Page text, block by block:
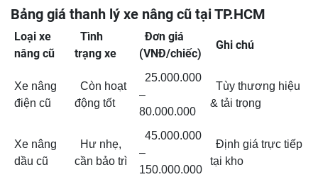
Bảng giá thanh lý xe nâng cũ tại TP.HCM
Loại xe
nâng cũ
Tình
trạng xe
Đơn giá
(VNĐ/chiếc)
Ghi chú
Xe nâng
điện cũ
Còn hoạt
động tốt
25.000.000
–
80.000.000
Tùy thương hiệu
& tải trọng
Xe nâng
dầu cũ
Hư nhẹ,
cần bảo trì
45.000.000
–
150.000.000
Định giá trực tiếp
tại kho